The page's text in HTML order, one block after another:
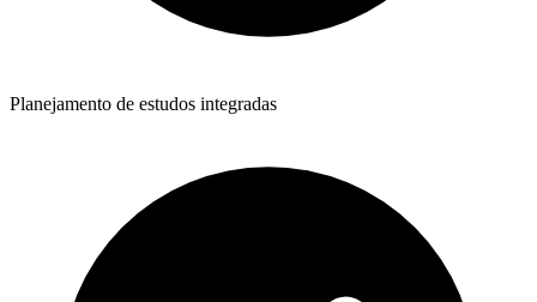
Planejamento de estudos integradas